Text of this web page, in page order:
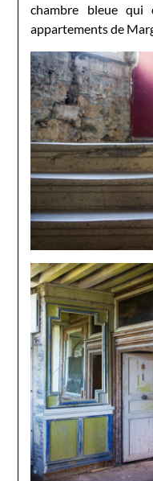
chambre bleue qui
appartements de